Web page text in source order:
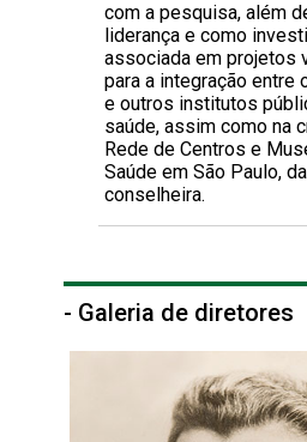
com a pesquisa, além
liderança e como
associada em projetos
para a integração entre
e outros institutos
saúde, assim como na
Rede de Centros e
Saúde em São Paulo,
conselheira.
- Galeria de diretores